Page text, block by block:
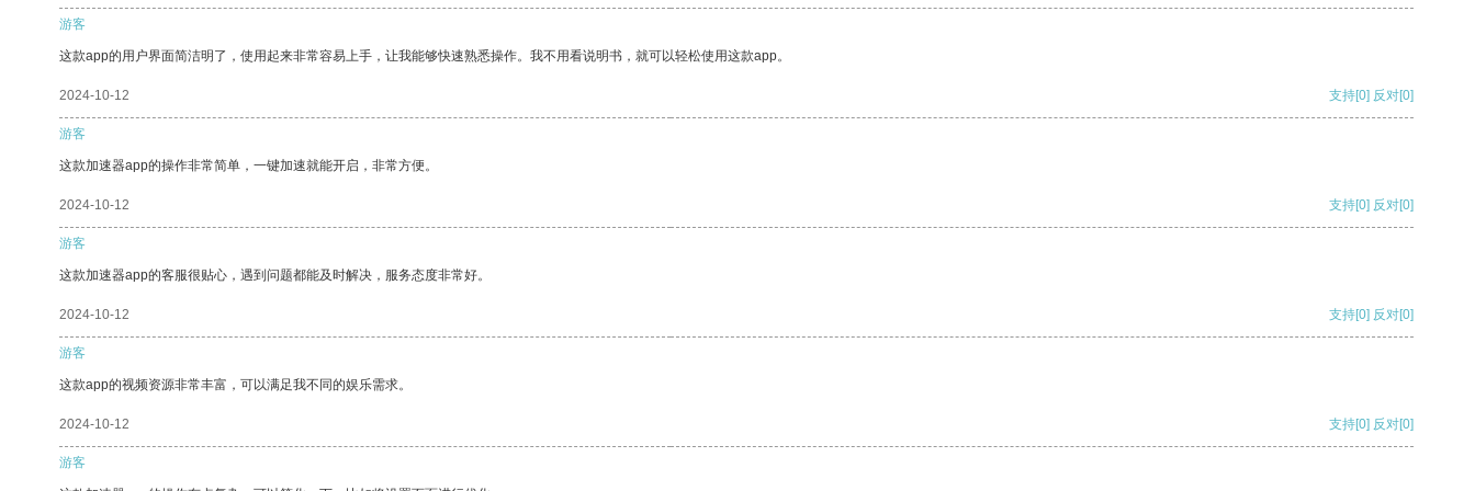
游客
这款app的用户界面简洁明了，使用起来非常容易上手，让我能够快速熟悉操作。我不用看说明书，就可以轻松使用这款app。
2024-10-12 支持[0] 反对[0]
游客
这款加速器app的操作非常简单，一键加速就能开启，非常方便。
2024-10-12 支持[0] 反对[0]
游客
这款加速器app的客服很贴心，遇到问题都能及时解决，服务态度非常好。
2024-10-12 支持[0] 反对[0]
游客
这款app的视频资源非常丰富，可以满足我不同的娱乐需求。
2024-10-12 支持[0] 反对[0]
游客